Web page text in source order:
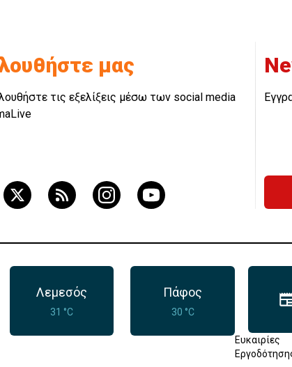
μας
τις εξελίξεις μέσω των social media
Λεμεσός
31 °C
Πάφος
30 °C
Ευκαιρίες